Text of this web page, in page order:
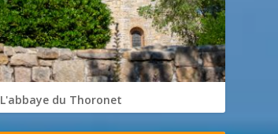
L'abbaye du Thoronet